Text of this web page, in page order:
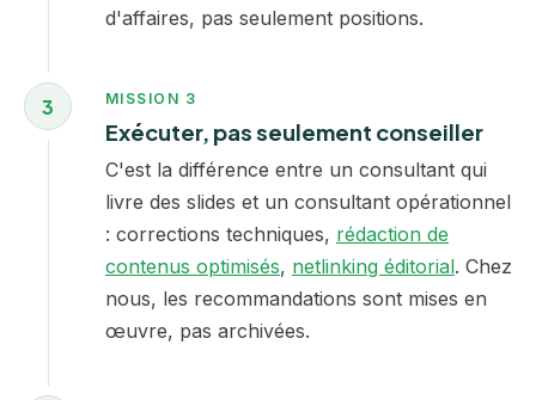
d'affaires, pas seulement positions.
3 MISSION 3
Exécuter, pas seulement conseiller
C'est la différence entre un consultant qui
livre des slides et un consultant opérationnel
: corrections techniques, rédaction de
contenus optimisés, netlinking éditorial. Chez
nous, les recommandations sont mises en
œuvre, pas archivées.